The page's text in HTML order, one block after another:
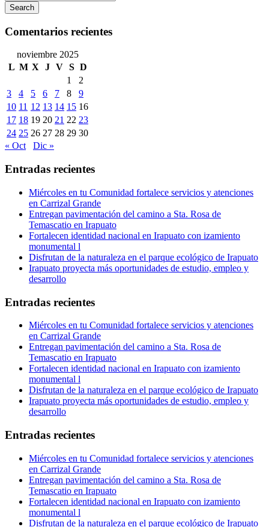
Search
Comentarios recientes
noviembre 2025
L M X J V S D
1
2
3
4 5 6 7 8
9
10 11 12 13 14 15 16
17 18 19 20 21 22 23
24 25 26 27 28 29 30
« Oct
Dic »
Entradas recientes
Miércoles en tu Comunidad fortalece servicios y atenciones
en Carrizal Grande
Entregan pavimentación del camino a Sta. Rosa de
Temascatio en Irapuato
Fortalecen identidad nacional en Irapuato con izamiento
monumental l
Disfrutan de la naturaleza en el parque ecológico de Irapuato
Irapuato proyecta más oportunidades de estudio, empleo y
desarrollo
Entradas recientes
Miércoles en tu Comunidad fortalece servicios y atenciones
en Carrizal Grande
Entregan pavimentación del camino a Sta. Rosa de
Temascatio en Irapuato
Fortalecen identidad nacional en Irapuato con izamiento
monumental l
Disfrutan de la naturaleza en el parque ecológico de Irapuato
Irapuato proyecta más oportunidades de estudio, empleo y
desarrollo
Entradas recientes
Miércoles en tu Comunidad fortalece servicios y atenciones
en Carrizal Grande
Entregan pavimentación del camino a Sta. Rosa de
Temascatio en Irapuato
Fortalecen identidad nacional en Irapuato con izamiento
monumental l
Disfrutan de la naturaleza en el parque ecológico de Irapuato